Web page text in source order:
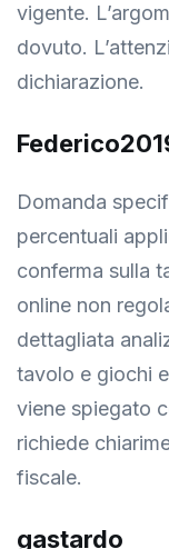
vigente.
dovuto.
dichiarazione.
Domanda
percentuali
conferma sulla
online non
dettagliata
tavolo e giochi
viene spiegato
richiede
fiscale.
gastardo